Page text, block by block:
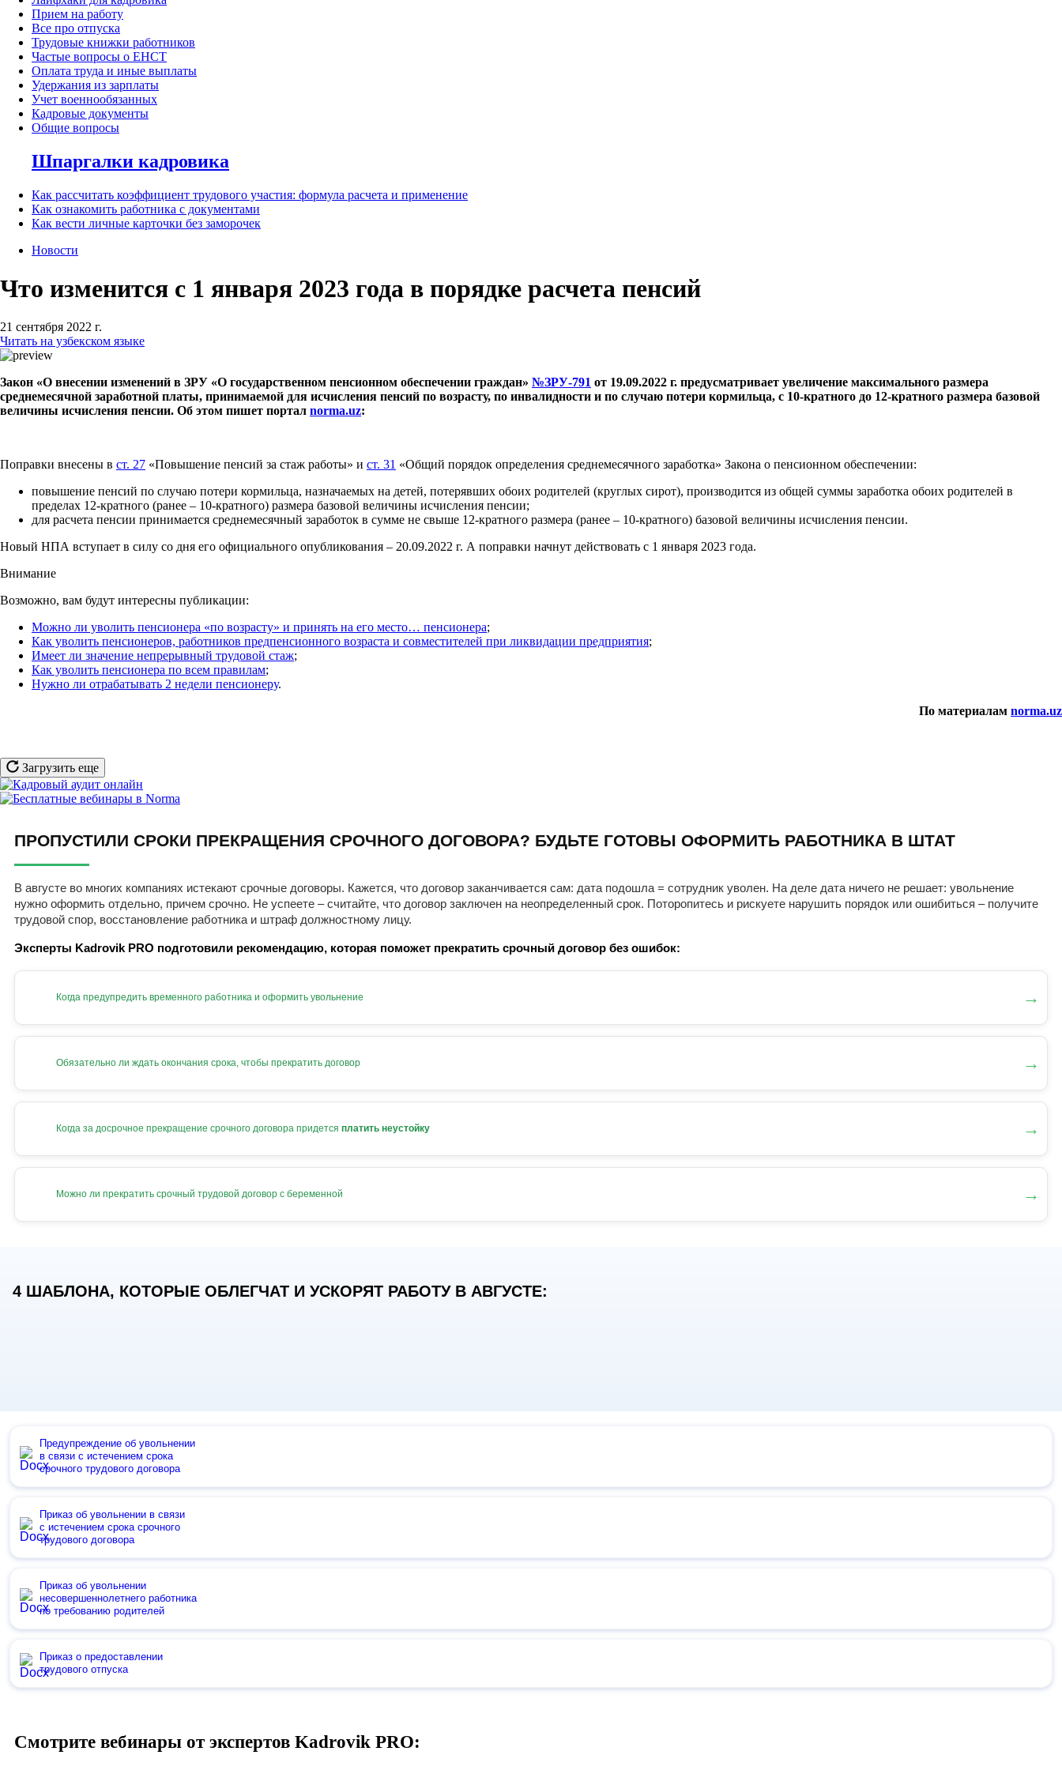
Прием на работу
Все про отпуска
Трудовые книжки работников
Частые вопросы о ЕНСТ
Оплата труда и иные выплаты
Удержания из зарплаты
Учет военнообязанных
Кадровые документы
Общие вопросы
Шпаргалки кадровика
Как рассчитать коэффициент трудового участия: формула расчета и применение
Как ознакомить работника с документами
Как вести личные карточки без заморочек
Новости
Что изменится с 1 января 2023 года в порядке расчета пенсий
21 сентября 2022 г.
Читать на узбекском языке
Закон «О внесении изменений в ЗРУ «О государственном пенсионном обеспечении граждан» №ЗРУ-791 от 19.09.2022 г. предусматривает увеличение максимального размера
среднемесячной заработной платы, принимаемой для исчисления пенсий по возрасту, по инвалидности и по случаю потери кормильца, с 10-кратного до 12-кратного размера базовой
величины исчисления пенсии. Об этом пишет портал norma.uz:
Поправки внесены в ст. 27 «Повышение пенсий за стаж работы» и ст. 31 «Общий порядок определения среднемесячного заработка» Закона о пенсионном обеспечении:
повышение пенсий по случаю потери кормильца, назначаемых на детей, потерявших обоих родителей (круглых сирот), производится из общей суммы заработка обоих родителей в
пределах 12-кратного (ранее – 10-кратного) размера базовой величины исчисления пенсии;
для расчета пенсии принимается среднемесячный заработок в сумме не свыше 12-кратного размера (ранее – 10-кратного) базовой величины исчисления пенсии.
Новый НПА вступает в силу со дня его официального опубликования – 20.09.2022 г. А поправки начнут действовать с 1 января 2023 года.
Внимание
Возможно, вам будут интересны публикации:
Можно ли уволить пенсионера «по возрасту» и принять на его место… пенсионера;
Как уволить пенсионеров, работников предпенсионного возраста и совместителей при ликвидации предприятия;
Имеет ли значение непрерывный трудовой стаж;
Как уволить пенсионера по всем правилам;
Нужно ли отрабатывать 2 недели пенсионеру.
По материалам norma.uz
Загрузить еще
ПРОПУСТИЛИ СРОКИ ПРЕКРАЩЕНИЯ СРОЧНОГО ДОГОВОРА? БУДЬТЕ ГОТОВЫ ОФОРМИТЬ РАБОТНИКА В ШТАТ
В августе во многих компаниях истекают срочные договоры. Кажется, что договор заканчивается сам: дата подошла = сотрудник уволен. На деле дата ничего не решает: увольнение
нужно оформить отдельно, причем срочно. Не успеете – считайте, что договор заключен на неопределенный срок. Поторопитесь и рискуете нарушить порядок или ошибиться – получите
трудовой спор, восстановление работника и штраф должностному лицу.
Эксперты Kadrovik PRO подготовили рекомендацию, которая поможет прекратить срочный договор без ошибок:
Когда предупредить временного работника и оформить увольнение →
Обязательно ли ждать окончания срока, чтобы прекратить договор →
Когда за досрочное прекращение срочного договора придется платить неустойку →
Можно ли прекратить срочный трудовой договор с беременной →
4 ШАБЛОНА, КОТОРЫЕ ОБЛЕГЧАТ И УСКОРЯТ РАБОТУ В АВГУСТЕ:
Предупреждение об увольнении
в связи с истечением срока
срочного трудового договора
Приказ об увольнении в связи
с истечением срока срочного
трудового договора
Приказ об увольнении
несовершеннолетнего работника
по требованию родителей
Приказ о предоставлении
трудового отпуска
Смотрите вебинары от экспертов Kadrovik PRO: